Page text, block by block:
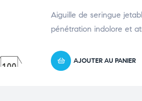
Aiguille de seringue
pénétration indolore et
AJOUTER AU PANIER